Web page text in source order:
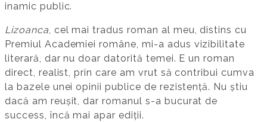
inamic public.
Lizoanca, cel mai tradus roman al meu, distins cu
Premiul Academiei române, mi-a adus vizibilitate
literară, dar nu doar datorită temei. E un roman
direct, realist, prin care am vrut să contribui cumva
la bazele unei opinii publice de rezistență. Nu știu
dacă am reușit, dar romanul s-a bucurat de
success, încă mai apar ediții.